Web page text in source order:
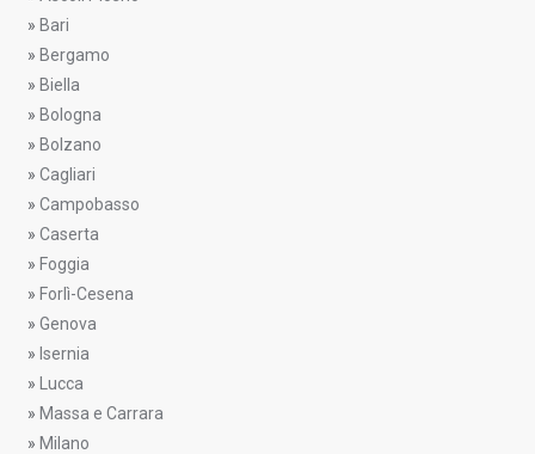
» Bari
» Bergamo
» Biella
» Bologna
» Bolzano
» Cagliari
» Campobasso
» Caserta
» Foggia
» Forlì-Cesena
» Genova
» Isernia
»
Lucca
» Massa e Carrara
» Milano